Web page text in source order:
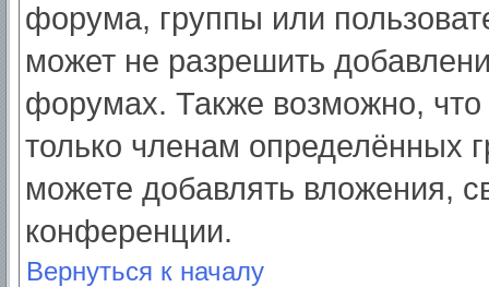
форума, группы или
может не разрешить
форумах. Также возможно,
только членам определённых
можете добавлять вложения,
конференции.
Вернуться к началу